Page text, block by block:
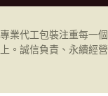
專業代工包裝注重每一
上。誠信負責、永續經